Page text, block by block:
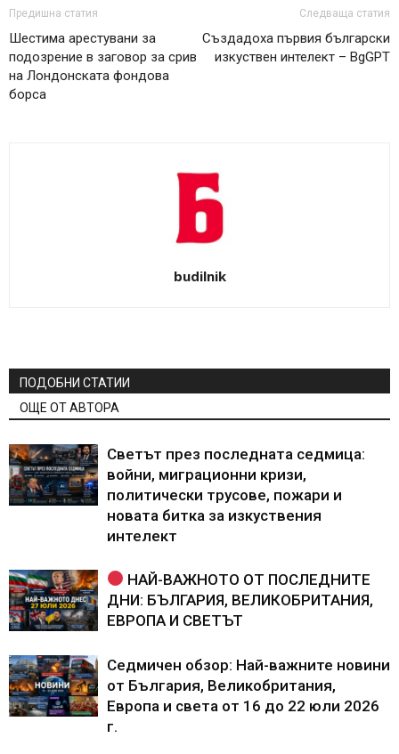
Предишна статия
Шестима арестувани за
подозрение в заговор за срив
на Лондонската фондова
борса
Следваща статия
Създадоха първия български
изкуствен интелект – BgGPT
budilnik
ПОДОБНИ СТАТИИ
ОЩЕ ОТ АВТОРА
Светът през последната седмица:
войни, миграционни кризи,
политически трусове, пожари и
новата битка за изкуствения
интелект
НАЙ-ВАЖНОТО ОТ ПОСЛЕДНИТЕ
ДНИ: БЪЛГАРИЯ, ВЕЛИКОБРИТАНИЯ,
ЕВРОПА И СВЕТЪТ
Седмичен обзор: Най-важните новини
от България, Великобритания,
Европа и света от 16 до 22 юли 2026
г.